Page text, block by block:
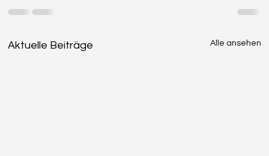
Aktuelle Beiträge Alle ansehen